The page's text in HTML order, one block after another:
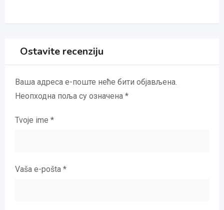
Ostavite recenziju
Ваша адреса е-поште неће бити објављена.
Неопходна поља су означена *
Tvoje ime *
Vaša e-pošta *